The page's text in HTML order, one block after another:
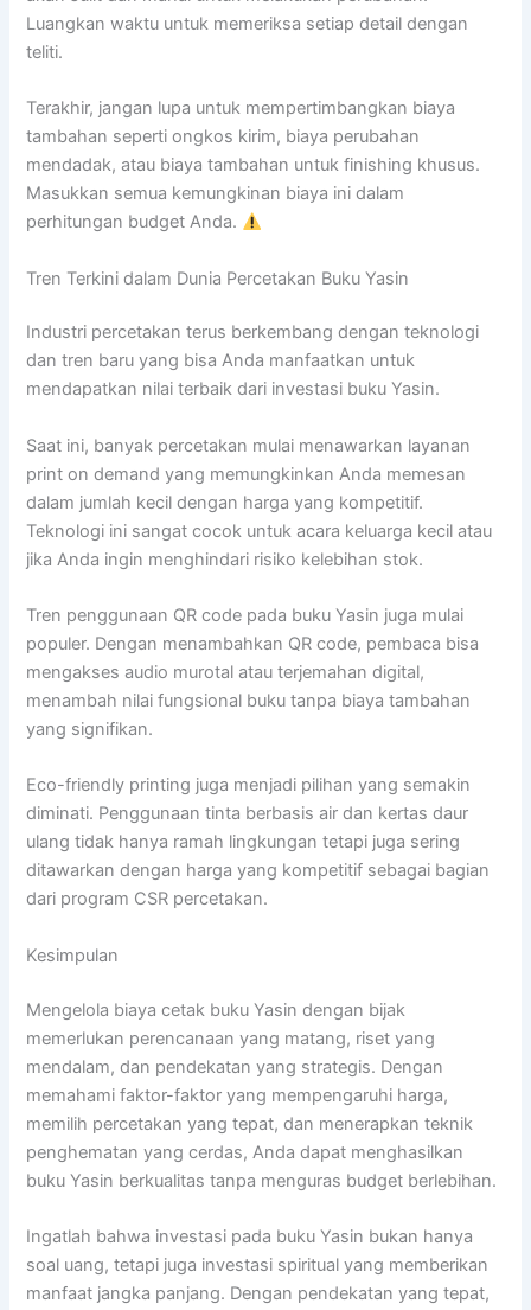
Luangkan waktu untuk memeriksa setiap detail dengan
teliti.
Terakhir, jangan lupa untuk mempertimbangkan biaya
tambahan seperti ongkos kirim, biaya perubahan
mendadak, atau biaya tambahan untuk finishing khusus.
Masukkan semua kemungkinan biaya ini dalam
perhitungan budget Anda.
Tren Terkini dalam Dunia Percetakan Buku Yasin
Industri percetakan terus berkembang dengan teknologi
dan tren baru yang bisa Anda manfaatkan untuk
mendapatkan nilai terbaik dari investasi buku Yasin.
Saat ini, banyak percetakan mulai menawarkan layanan
print on demand yang memungkinkan Anda memesan
dalam jumlah kecil dengan harga yang kompetitif.
Teknologi ini sangat cocok untuk acara keluarga kecil atau
jika Anda ingin menghindari risiko kelebihan stok.
Tren penggunaan QR code pada buku Yasin juga mulai
populer. Dengan menambahkan QR code, pembaca bisa
mengakses audio murotal atau terjemahan digital,
menambah nilai fungsional buku tanpa biaya tambahan
yang signifikan.
Eco-friendly printing juga menjadi pilihan yang semakin
diminati. Penggunaan tinta berbasis air dan kertas daur
ulang tidak hanya ramah lingkungan tetapi juga sering
ditawarkan dengan harga yang kompetitif sebagai bagian
dari program CSR percetakan.
Kesimpulan
Mengelola biaya cetak buku Yasin dengan bijak
memerlukan perencanaan yang matang, riset yang
mendalam, dan pendekatan yang strategis. Dengan
memahami faktor-faktor yang mempengaruhi harga,
memilih percetakan yang tepat, dan menerapkan teknik
penghematan yang cerdas, Anda dapat menghasilkan
buku Yasin berkualitas tanpa menguras budget berlebihan.
Ingatlah bahwa investasi pada buku Yasin bukan hanya
soal uang, tetapi juga investasi spiritual yang memberikan
manfaat jangka panjang. Dengan pendekatan yang tepat,